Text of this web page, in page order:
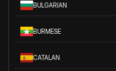
BULGARIAN
BURMESE
CATALAN